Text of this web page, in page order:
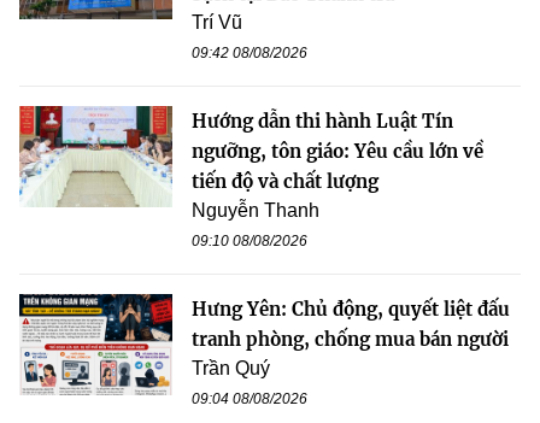
Trí Vũ
09:42 08/08/2026
Hướng dẫn thi hành Luật Tín
ngưỡng, tôn giáo: Yêu cầu lớn về
tiến độ và chất lượng
Nguyễn Thanh
09:10 08/08/2026
Hưng Yên: Chủ động, quyết liệt đấu
tranh phòng, chống mua bán người
Trần Quý
09:04 08/08/2026